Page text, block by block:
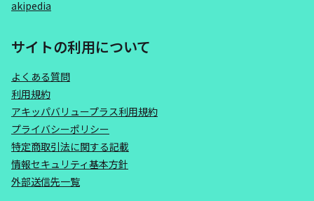
akipedia
サイトの利用について
よくある質問
利用規約
アキッパバリュープラス利用規約
プライバシーポリシー
特定商取引法に関する記載
情報セキュリティ基本方針
外部送信先一覧